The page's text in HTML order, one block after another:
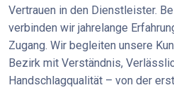
Vertrauen in den Dienstleister.
verbinden wir jahrelange
Zugang. Wir begleiten unsere
Bezirk mit Verständnis,
Handschlagqualität – von der